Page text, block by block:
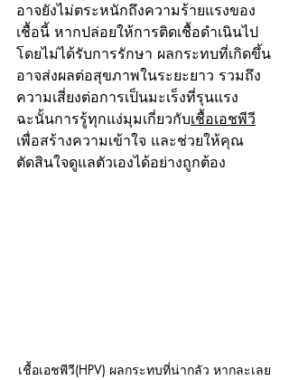
อาจยังไม่ตระหนักถึงความร้ายแรงของ
เชื้อนี้ หากปล่อยให้การติดเชื้อดำเนินไป
โดยไม่ได้รับการรักษา ผลกระทบที่เกิดขึ้น
อาจส่งผลต่อสุขภาพในระยะยาว รวมถึง
ความเสี่ยงต่อการเป็นมะเร็งที่รุนแรง
ฉะนั้นการรู้ทุกแง่มุมเกี่ยวกับเชื้อเอชพีวี
เพื่อสร้างความเข้าใจ และช่วยให้คุณ
ตัดสินใจดูแลตัวเองได้อย่างถูกต้อง
เชื้อเอชพีวี(HPV) ผลกระทบที่น่ากลัว หากละเลย